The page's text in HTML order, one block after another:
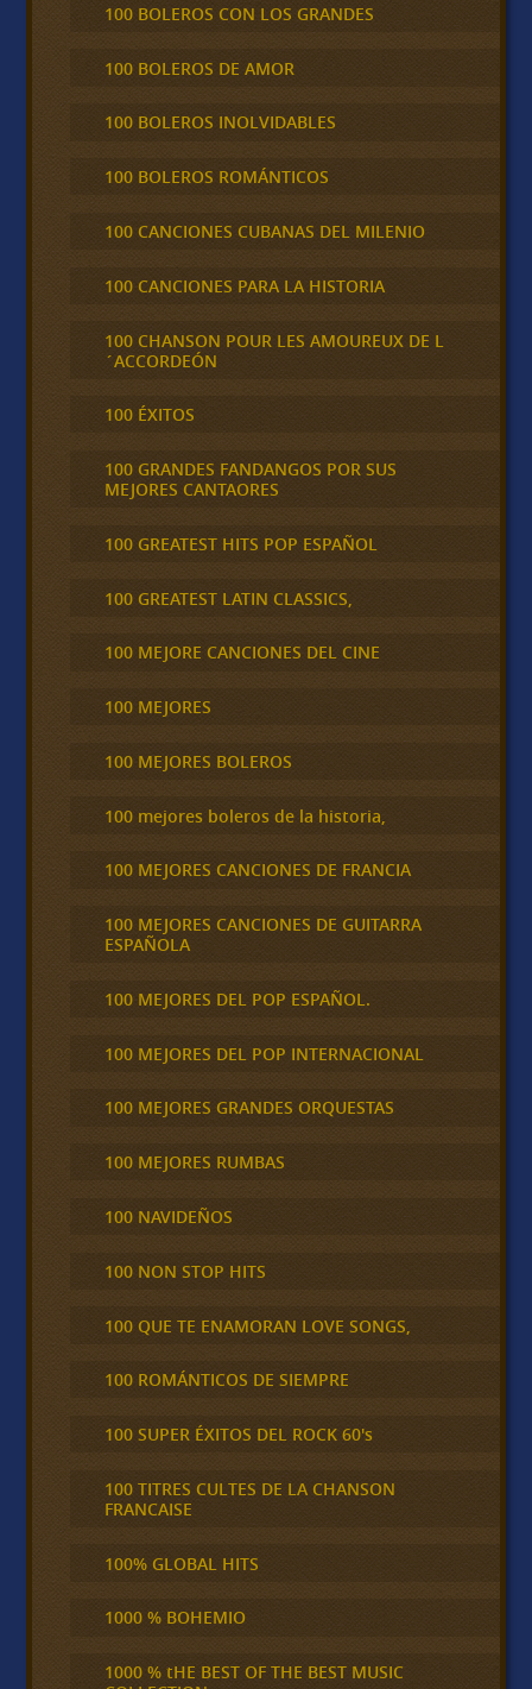
100 BOLEROS CON LOS GRANDES
100 BOLEROS DE AMOR
100 BOLEROS INOLVIDABLES
100 BOLEROS ROMÁNTICOS
100 CANCIONES CUBANAS DEL MILENIO
100 CANCIONES PARA LA HISTORIA
100 CHANSON POUR LES AMOUREUX DE L
´ACCORDEÓN
100 ÉXITOS
100 GRANDES FANDANGOS POR SUS
MEJORES CANTAORES
100 GREATEST HITS POP ESPAÑOL
100 GREATEST LATIN CLASSICS,
100 MEJORE CANCIONES DEL CINE
100 MEJORES
100 MEJORES BOLEROS
100 mejores boleros de la historia,
100 MEJORES CANCIONES DE FRANCIA
100 MEJORES CANCIONES DE GUITARRA
ESPAÑOLA
100 MEJORES DEL POP ESPAÑOL.
100 MEJORES DEL POP INTERNACIONAL
100 MEJORES GRANDES ORQUESTAS
100 MEJORES RUMBAS
100 NAVIDEÑOS
100 NON STOP HITS
100 QUE TE ENAMORAN LOVE SONGS,
100 ROMÁNTICOS DE SIEMPRE
100 SUPER ÉXITOS DEL ROCK 60's
100 TITRES CULTES DE LA CHANSON
FRANCAISE
100% GLOBAL HITS
1000 % BOHEMIO
1000 % tHE BEST OF THE BEST MUSIC